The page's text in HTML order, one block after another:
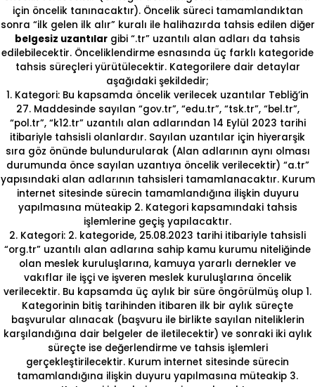
için öncelik tanınacaktır). Öncelik süreci tamamlandıktan
sonra “ilk gelen ilk alır” kuralı ile halihazırda tahsis edilen diğer
belgesiz uzantılar gibi “.tr” uzantılı alan adları da tahsis
edilebilecektir. Önceliklendirme esnasında üç farklı kategoride
tahsis süreçleri yürütülecektir. Kategorilere dair detaylar
aşağıdaki şekildedir;
1. Kategori: Bu kapsamda öncelik verilecek uzantılar Tebliğ’in
27. Maddesinde sayılan “gov.tr”, “edu.tr”, “tsk.tr”, “bel.tr”,
“pol.tr”, “k12.tr” uzantılı alan adlarından 14 Eylül 2023 tarihi
itibariyle tahsisli olanlardır. Sayılan uzantılar için hiyerarşik
sıra göz önünde bulundurularak (Alan adlarının aynı olması
durumunda önce sayılan uzantıya öncelik verilecektir) “a.tr”
yapısındaki alan adlarının tahsisleri tamamlanacaktır. Kurum
internet sitesinde sürecin tamamlandığına ilişkin duyuru
yapılmasına müteakip 2. Kategori kapsamındaki tahsis
işlemlerine geçiş yapılacaktır.
2. Kategori: 2. kategoride, 25.08.2023 tarihi itibariyle tahsisli
“org.tr” uzantılı alan adlarına sahip kamu kurumu niteliğinde
olan meslek kuruluşlarına, kamuya yararlı dernekler ve
vakıflar ile işçi ve işveren meslek kuruluşlarına öncelik
verilecektir. Bu kapsamda üç aylık bir süre öngörülmüş olup 1.
Kategorinin bitiş tarihinden itibaren ilk bir aylık süreçte
başvurular alınacak (başvuru ile birlikte sayılan niteliklerin
karşılandığına dair belgeler de iletilecektir) ve sonraki iki aylık
süreçte ise değerlendirme ve tahsis işlemleri
gerçekleştirilecektir. Kurum internet sitesinde sürecin
tamamlandığına ilişkin duyuru yapılmasına müteakip 3.